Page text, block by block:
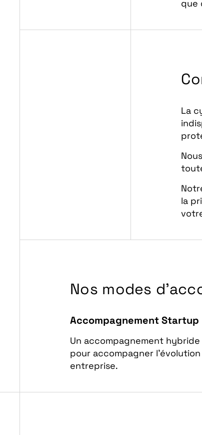
que
La
la
Nos modes
Accompagnement Startup
Un accompagnement hybride
pour accompagner
entreprise.